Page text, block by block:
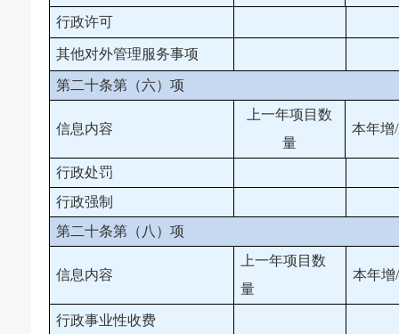
行政许可
其他对外管理服务事项
第二十条第（六）项
信息内容
上一年项目数
量
本年增
行政处罚
行政强制
第二十条第（八）项
信息内容
上一年项目数
量
本年增
行政事业性收费